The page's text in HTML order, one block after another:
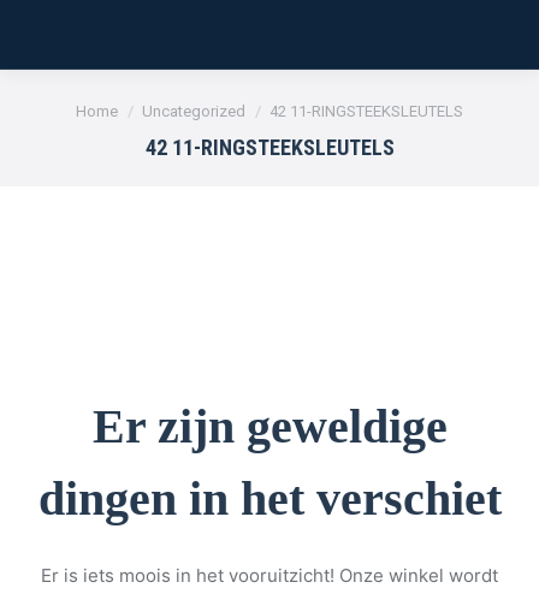
Je bent hier:
Home Uncategorized 42 11-RINGSTEEKSLEUTELS
42 11-RINGSTEEKSLEUTELS
Er zijn geweldige
dingen in het verschiet
Er is iets moois in het vooruitzicht! Onze winkel wordt